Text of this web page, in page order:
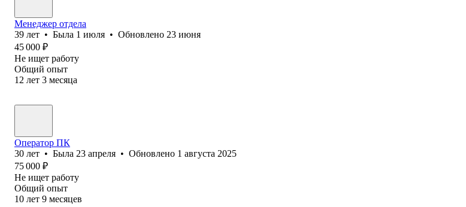
Менеджер отдела
39 лет • Была 1 июля • Обновлено 23 июня
45 000 ₽
Не ищет работу
Общий опыт
12 лет 3 месяца
Оператор ПК
30 лет • Была 23 апреля • Обновлено 1 августа 2025
75 000 ₽
Не ищет работу
Общий опыт
10 лет 9 месяцев